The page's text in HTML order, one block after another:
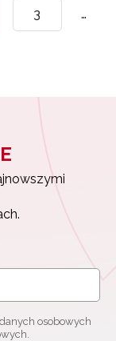
3 …
osobowych